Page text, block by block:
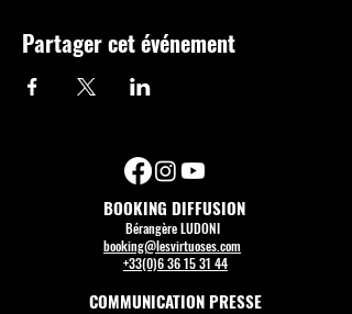
Partager cet événement
BOOKING DIFFUSION
Bérangère LUDONI
booking@lesvirtuoses.com
+33(0)6 36 15 31 44
COMMUNICATION PRESSE